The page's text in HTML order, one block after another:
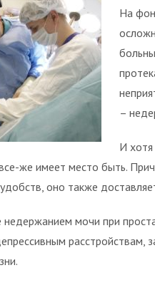
На
–
И хотя
же имеет место быть.
оно также
мочи при
расстройствам,